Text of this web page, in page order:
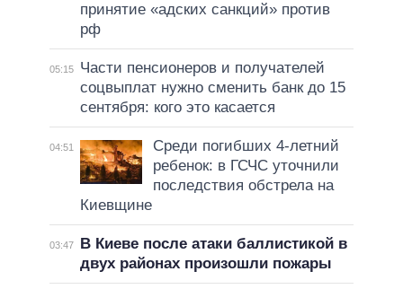
принятие «адских санкций» против
рф
05:15
Части пенсионеров и получателей
соцвыплат нужно сменить банк до 15
сентября: кого это касается
04:51
Среди погибших 4-летний
ребенок: в ГСЧС уточнили
последствия обстрела на
Киевщине
03:47
В Киеве после атаки баллистикой в
двух районах произошли пожары